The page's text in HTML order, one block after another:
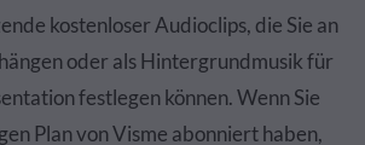
kostenloser Audioclips, die Sie an
oder als Hintergrundmusik für
festlegen können. Wenn Sie
Plan von Visme abonniert haben,